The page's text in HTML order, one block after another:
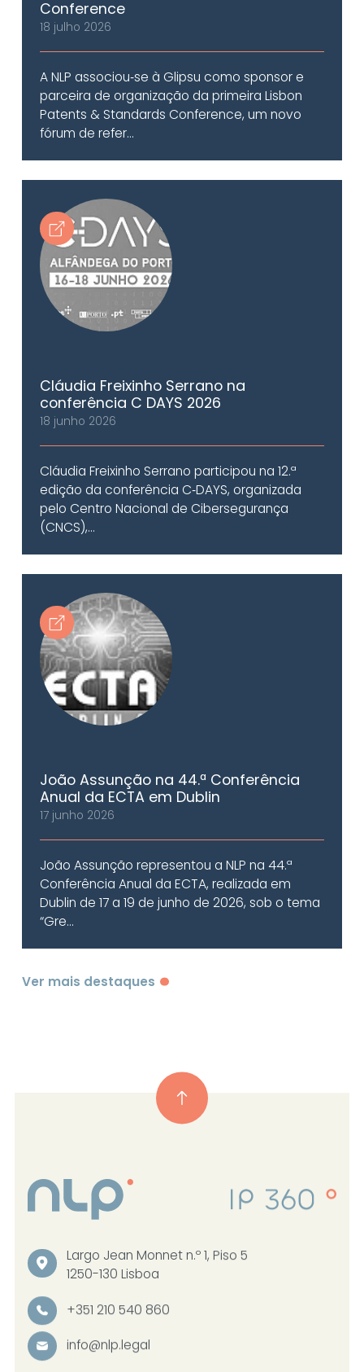
Conference
18 julho 2026
A NLP associou‑se à Glipsu como sponsor e
parceira de organização da primeira Lisbon
Patents & Standards Conference, um novo
fórum de refer...
Cláudia Freixinho Serrano na
conferência C DAYS 2026
18 junho 2026
Cláudia Freixinho Serrano participou na 12.ª
edição da conferência C‑DAYS, organizada
pelo Centro Nacional de Cibersegurança
(CNCS),...
João Assunção na 44.ª Conferência
Anual da ECTA em Dublin
17 junho 2026
João Assunção representou a NLP na 44.ª
Conferência Anual da ECTA, realizada em
Dublin de 17 a 19 de junho de 2026, sob o tema
“Gre...
Ver mais destaques
Largo Jean Monnet n.º 1, Piso 5
1250-130 Lisboa
+351 210 540 860
info@nlp.legal